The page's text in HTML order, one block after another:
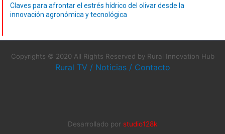
Claves para afrontar el estrés hídrico del olivar desde la
innovación agronómica y tecnológica
Copyrights © 2020 All Rights Reserved by Rural Innovation Hub
Rural TV / Noticias / Contacto
Desarrollado por studio128k